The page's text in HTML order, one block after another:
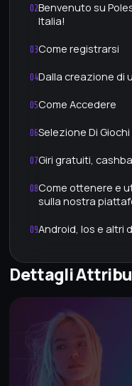
02Benvenuto su
Italia!
03Come registrarsi
04Dalla creazione di
05Come Accedere
06Selezione Di
07Giri gratuiti,
08Come ottenere e
sulla nostra
09Android, Ios e altri
un membro Vip
11Sicurezza
Limiti, controllo del
gioco responsabile
Polestar Guida EV
Dettagli